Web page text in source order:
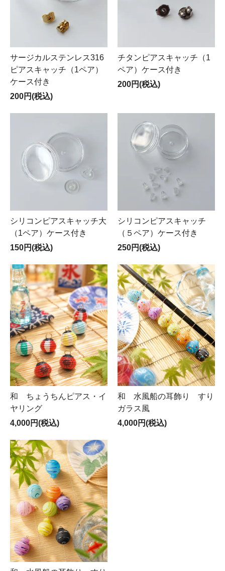
サージカルステンレス316
ピアスキャッチ（1ペア）
ケース付き
200円(税込)
チタンピアスキャッチ（1
ペア）ケース付き
200円(税込)
シリコンピアスキャッチ大
（1ペア）ケース付き
150円(税込)
シリコンピアスキャッチ
（５ペア）ケース付き
250円(税込)
和 ちょうちんピアス・イ
ヤリング
4,000円(税込)
和 水風船の耳飾り すり
ガラス風
4,000円(税込)